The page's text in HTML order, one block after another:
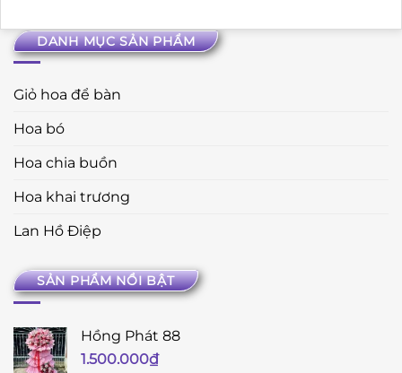
DANH MỤC SẢN PHẨM
Giỏ hoa để bàn
Hoa bó
Hoa chia buồn
Hoa khai trương
Lan Hồ Điệp
SẢN PHẨM NỔI BẬT
Hồng Phát 88
1.500.000₫